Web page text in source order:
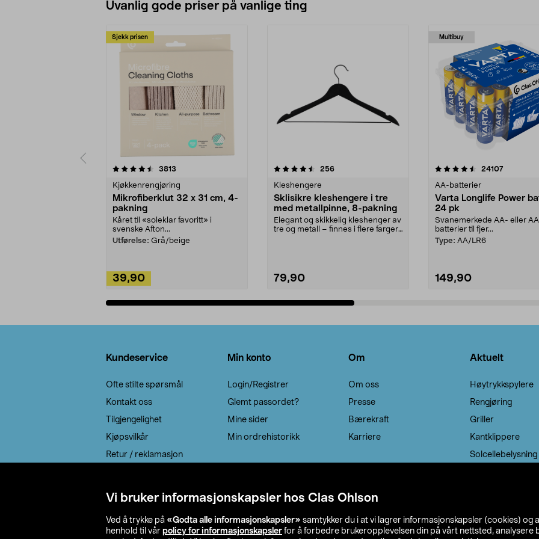
Vi bruker informasjonskapsler hos Clas Ohlson
Ved å trykke på «Godta alle informasjonskapsler» samtykker du i at vi lagrer informasjonskapsler (cookies) og
henhold til vår policy for informasjonskapsler for å forbedre brukeropplevelsen din på vårt nettsted, analysere
Uvanlig gode priser på vanlige ting
Sjekk prisen
3813
Kjøkkenrengjøring
Mikrofiberklut 32 x 31 cm, 4-
pakning
Kåret til «soleklar favoritt» i
svenske Afton...
Utførelse: Grå/beige
39,90
4.5av 5 stjerner 256anmeldelser
Kleshengere
Sklisikre kleshengere i tre
med metallpinne, 8-pakning
Elegant og skikkelig kleshenger av
tre og metall – finnes i flere farger.
79,90
Multibuy
4.5av 5 stjerner 24107
AA-batterier
Varta Longlife Power
24 pk
Svanemerkede AA- eller
batterier til fjer...
Type: AA/LR6
149,90
4.5av 5 stjerner
Kundeservice
Ofte stilte spørsmål
Kontakt oss
Tilgjengelighet
Kjøpsvilkår
Retur / reklamasjon
Min konto
Login/Registrer
Glemt passordet?
Mine sider
Min ordrehistorikk
Om
Om oss
Presse
Bærekraft
Karriere
Aktuelt
Høytrykkspylere
Rengjøring
Griller
Kantklippere
Solcellebelysning